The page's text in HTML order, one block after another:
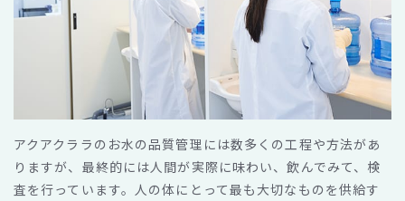
アクアクララのお水の品質管理には数多くの工程や方法があ
りますが、最終的には人間が実際に味わい、飲んでみて、検
査を行っています。人の体にとって最も大切なものを供給す